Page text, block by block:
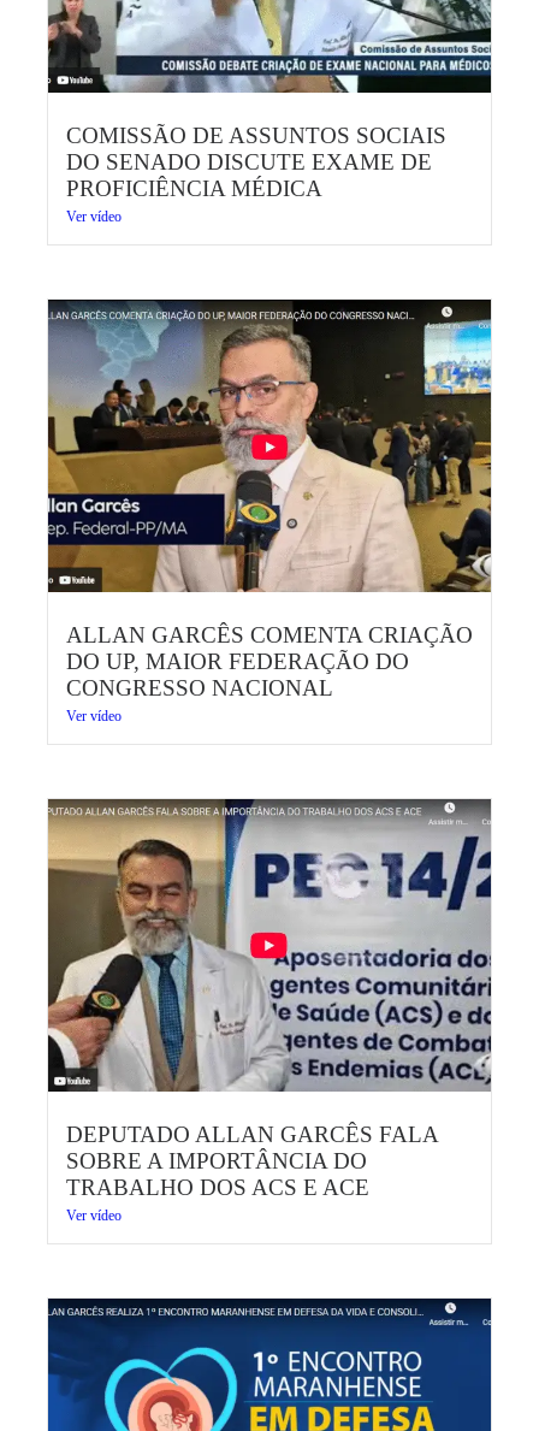
COMISSÃO DE ASSUNTOS SOCIAIS
DO SENADO DISCUTE EXAME DE
PROFICIÊNCIA MÉDICA
Ver vídeo
ALLAN GARCÊS COMENTA CRIAÇÃO
DO UP, MAIOR FEDERAÇÃO DO
CONGRESSO NACIONAL
Ver vídeo
DEPUTADO ALLAN GARCÊS FALA
SOBRE A IMPORTÂNCIA DO
TRABALHO DOS ACS E ACE
Ver vídeo